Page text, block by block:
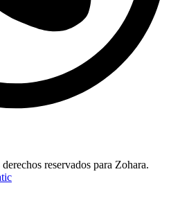
reservados para Zohara.